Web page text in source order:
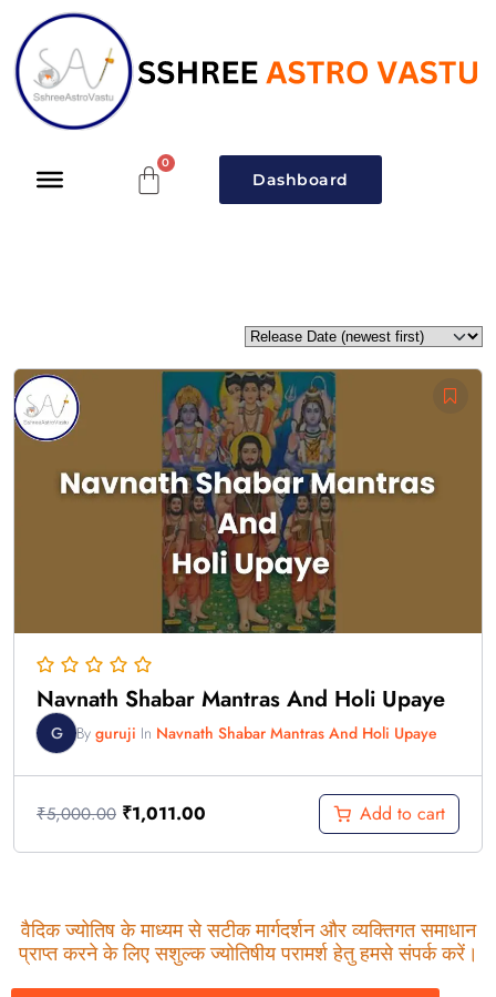
Dashboard
Navnath Shabar Mantras And Holi Upaye
G By guruji In Navnath Shabar Mantras And Holi Upaye
₹5,000.00 ₹1,011.00 Add to cart
वैदिक ज्योतिष के माध्यम से सटीक मार्गदर्शन और व्यक्तिगत समाधान
प्राप्त करने के लिए सशुल्क ज्योतिषीय परामर्श हेतु हमसे संपर्क करें।